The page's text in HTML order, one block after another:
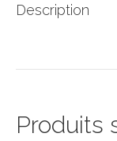
Description
Produits